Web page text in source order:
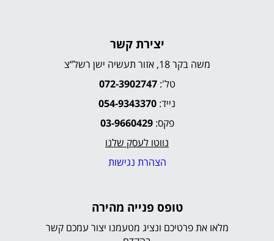
יצירת קשר
משה בקר 18, אזור תעשיה ישן רשל”צ
טל':072-3902747
נייד: 054-9343370
פקס:03-9660429
נווטו לעסק שלנו
הצהרת נגישות
טופס פנייה מהירה
מלאו את פרטיכם ונציג מטעמנו יצור עמכם קשר